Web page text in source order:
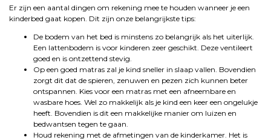
Er zijn een aantal dingen om rekening mee te houden wanneer je een
kinderbed gaat kopen. Dit zijn onze belangrijkste tips:
De bodem van het bed is minstens zo belangrijk als het uiterlijk.
Een lattenbodem is voor kinderen zeer geschikt. Deze ventileert
goed en is ontzettend stevig.
Op een goed matras zal je kind sneller in slaap vallen. Bovendien
zorgt dit dat de spieren, zenuwen en pezen zich kunnen beter
ontspannen. Kies voor een matras met een afneembare en
wasbare hoes. Wel zo makkelijk als je kind een keer een ongelukje
heeft. Bovendien is dit een makkelijke manier om luizen en
bedwantsen tegen te gaan.
Houd rekening met de afmetingen van de kinderkamer. Het is